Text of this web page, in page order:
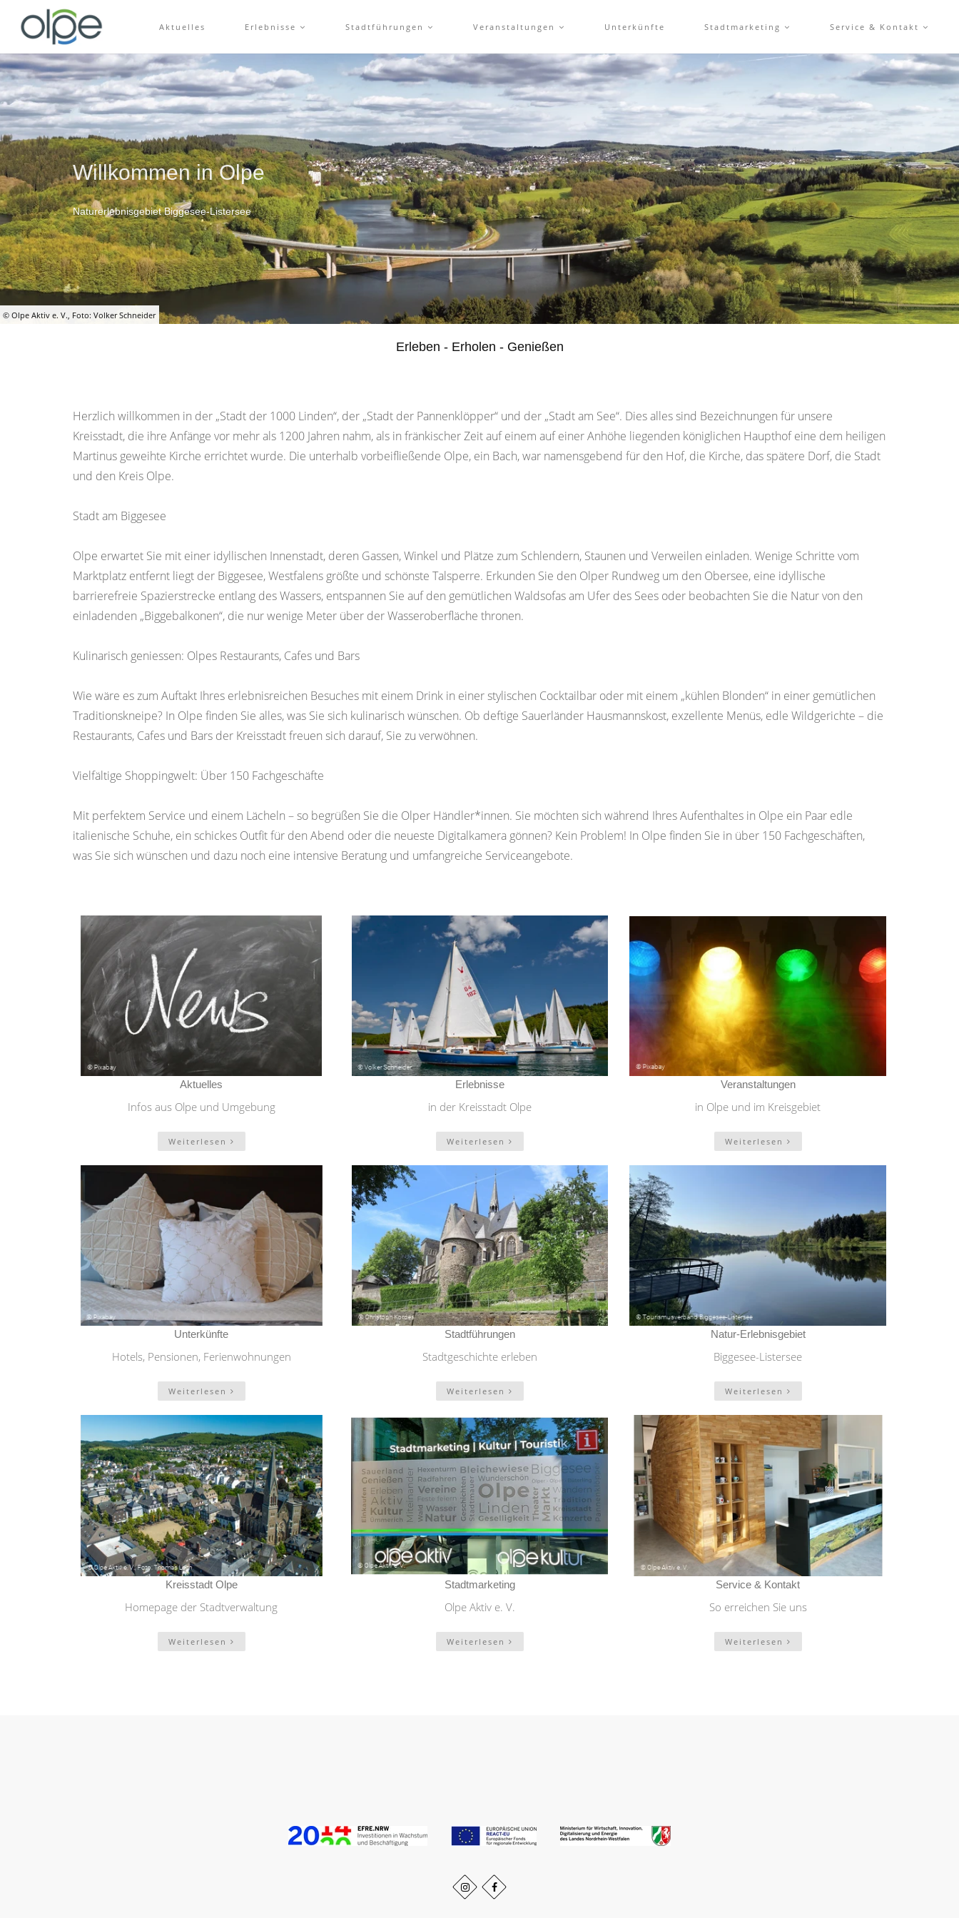
Aktuelles Erlebnisse Stadtführungen Veranstaltungen Unterkünfte Stadtmarketing Service & Kontakt
© Olpe Aktiv e. V., Foto: Volker Schneider
Willkommen in Olpe
Naturerlebnisgebiet Biggesee-Listersee
Erleben - Erholen - Genießen
Herzlich willkommen in der „Stadt der 1000 Linden“, der „Stadt der Pannenklöpper“ und der „Stadt am See“. Dies alles sind Bezeichnungen für unsere
Kreisstadt, die ihre Anfänge vor mehr als 1200 Jahren nahm, als in fränkischer Zeit auf einem auf einer Anhöhe liegenden königlichen Haupthof eine dem heiligen
Martinus geweihte Kirche errichtet wurde. Die unterhalb vorbeifließende Olpe, ein Bach, war namensgebend für den Hof, die Kirche, das spätere Dorf, die Stadt
und den Kreis Olpe.
Stadt am Biggesee
Olpe erwartet Sie mit einer idyllischen Innenstadt, deren Gassen, Winkel und Plätze zum Schlendern, Staunen und Verweilen einladen. Wenige Schritte vom
Marktplatz entfernt liegt der Biggesee, Westfalens größte und schönste Talsperre. Erkunden Sie den Olper Rundweg um den Obersee, eine idyllische
barrierefreie Spazierstrecke entlang des Wassers, entspannen Sie auf den gemütlichen Waldsofas am Ufer des Sees oder beobachten Sie die Natur von den
einladenden „Biggebalkonen“, die nur wenige Meter über der Wasseroberfläche thronen.
Kulinarisch geniessen: Olpes Restaurants, Cafes und Bars
Wie wäre es zum Auftakt Ihres erlebnisreichen Besuches mit einem Drink in einer stylischen Cocktailbar oder mit einem „kühlen Blonden“ in einer gemütlichen
Traditionskneipe? In Olpe finden Sie alles, was Sie sich kulinarisch wünschen. Ob deftige Sauerländer Hausmannskost, exzellente Menüs, edle Wildgerichte – die
Restaurants, Cafes und Bars der Kreisstadt freuen sich darauf, Sie zu verwöhnen.
Vielfältige Shoppingwelt: Über 150 Fachgeschäfte
Mit perfektem Service und einem Lächeln – so begrüßen Sie die Olper Händler*innen. Sie möchten sich während Ihres Aufenthaltes in Olpe ein Paar edle
italienische Schuhe, ein schickes Outfit für den Abend oder die neueste Digitalkamera gönnen? Kein Problem! In Olpe finden Sie in über 150 Fachgeschäften,
was Sie sich wünschen und dazu noch eine intensive Beratung und umfangreiche Serviceangebote.
Aktuelles
Infos aus Olpe und Umgebung
Weiterlesen
Erlebnisse
in der Kreisstadt Olpe
Weiterlesen
Veranstaltungen
in Olpe und im Kreisgebiet
Weiterlesen
Unterkünfte
Hotels, Pensionen, Ferienwohnungen
Weiterlesen
Stadtführungen
Stadtgeschichte erleben
Weiterlesen
Natur-Erlebnisgebiet
Biggesee-Listersee
Weiterlesen
Kreisstadt Olpe
Homepage der Stadtverwaltung
Weiterlesen
Stadtmarketing
Olpe Aktiv e. V.
Weiterlesen
Service & Kontakt
So erreichen Sie uns
Weiterlesen